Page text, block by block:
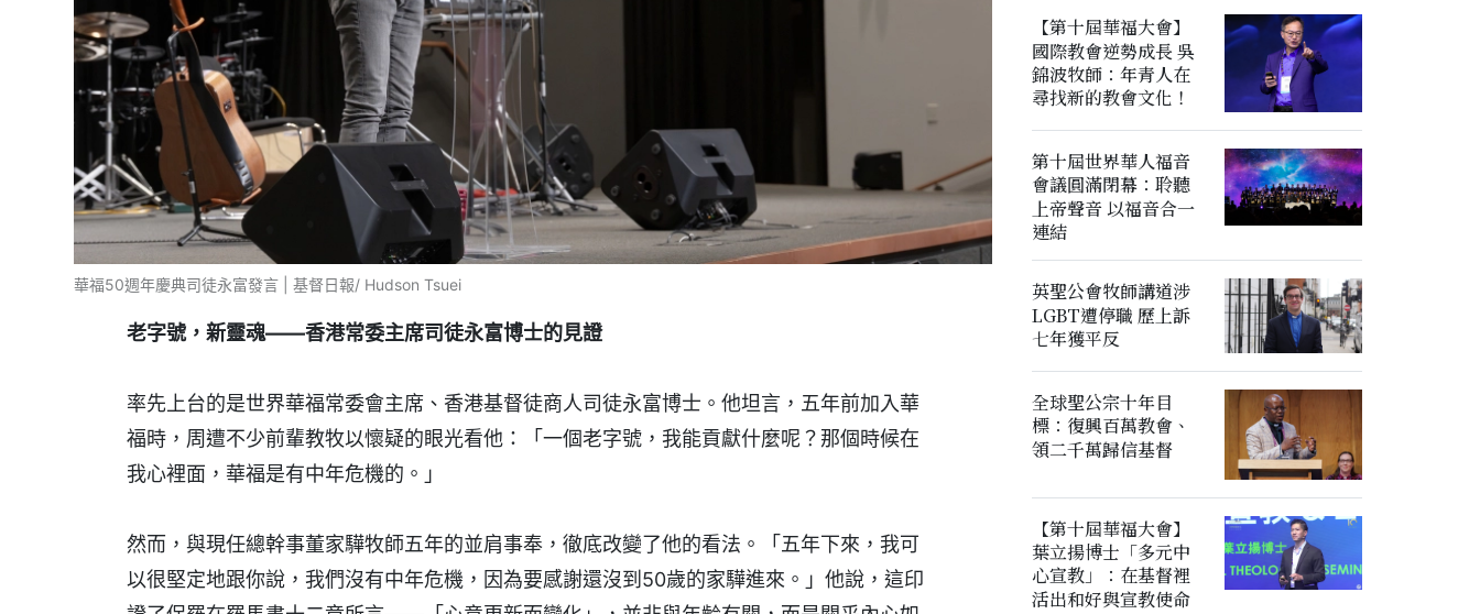
華福50週年慶典司徒永富發言 | 基督日報/ Hudson Tsuei
老字號，新靈魂——香港常委主席司徒永富博士的見證
率先上台的是世界華福常委會主席、香港基督徒商人司徒永富博士。他坦言，五年前加入華
福時，周遭不少前輩教牧以懷疑的眼光看他：「一個老字號，我能貢獻什麼呢？那個時候在
我心裡面，華福是有中年危機的。」
然而，與現任總幹事董家驊牧師五年的並肩事奉，徹底改變了他的看法。「五年下來，我可
以很堅定地跟你說，我們沒有中年危機，因為要感謝還沒到50歲的家驊進來。」他說，這印
【第十屆華福大會】
國際教會逆勢成長 吳
錦波牧師：年青人在
尋找新的教會文化！
第十屆世界華人福音
會議圓滿閉幕：聆聽
上帝聲音 以福音合一
連結
英聖公會牧師講道涉
LGBT遭停職 歷上訴
七年獲平反
全球聖公宗十年目
標：復興百萬教會、
領二千萬歸信基督
【第十屆華福大會】
葉立揚博士「多元中
心宣教」：在基督裡
活出和好與宣教使命